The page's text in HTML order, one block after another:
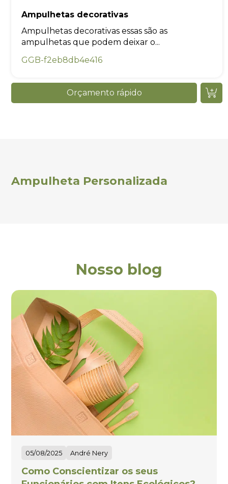
Ampulhetas decorativas
Ampulhetas decorativas essas são as
ampulhetas que podem deixar o...
GGB-f2eb8db4e416
Orçamento rápido
Ampulheta Personalizada
Nosso blog
05/08/2025 André Nery
Como Conscientizar os seus